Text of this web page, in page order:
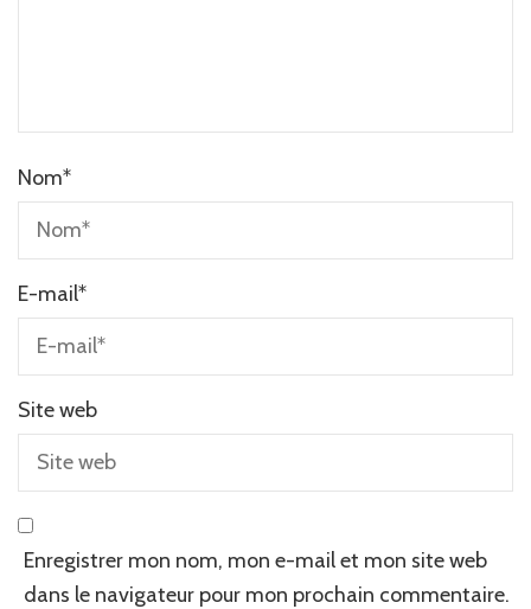
Nom*
E-mail*
Site web
Enregistrer mon nom, mon e-mail et mon site web
dans le navigateur pour mon prochain commentaire.